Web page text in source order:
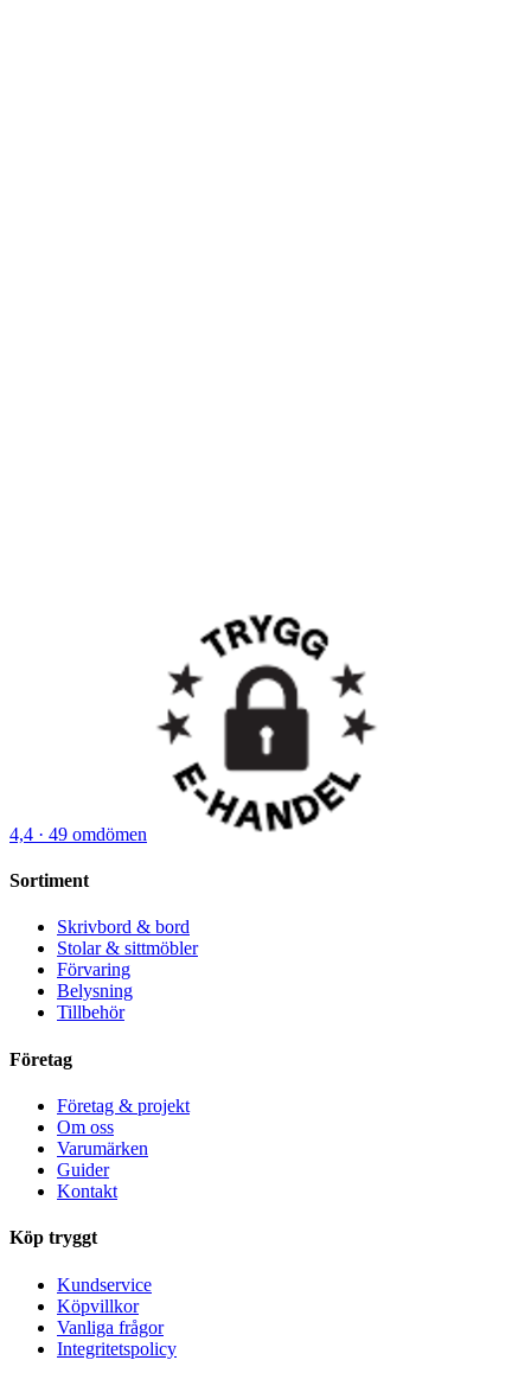
4,4 · 49 omdömen
Sortiment
Skrivbord & bord
Stolar & sittmöbler
Förvaring
Belysning
Tillbehör
Företag
Företag & projekt
Om oss
Varumärken
Guider
Kontakt
Köp tryggt
Kundservice
Köpvillkor
Vanliga frågor
Integritetspolicy